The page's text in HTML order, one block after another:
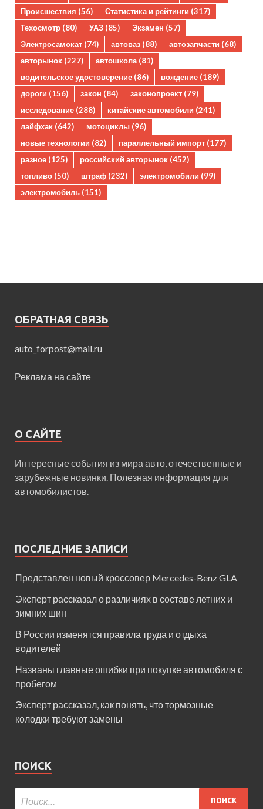
Происшествия (56) Статистика и рейтинги (317)
Техосмотр (80) УАЗ (85) Экзамен (57)
Электросамокат (74) автоваз (88) автозапчасти (68)
авторынок (227) автошкола (81)
водительское удостоверение (86) вождение (189)
дороги (156) закон (84) законопроект (79)
исследование (288) китайские автомобили (241)
лайфхак (642) мотоциклы (96)
новые технологии (82) параллельный импорт (177)
разное (125) российский авторынок (452)
топливо (50) штраф (232) электромобили (99)
электромобиль (151)
ОБРАТНАЯ СВЯЗЬ
auto_forpost@mail.ru
Реклама на сайте
О САЙТЕ
Интересные события из мира авто, отечественные и
зарубежные новинки. Полезная информация для
автомобилистов.
ПОСЛЕДНИЕ ЗАПИСИ
Представлен новый кроссовер Mercedes-Benz GLA
Эксперт рассказал о различиях в составе летних и
зимних шин
В России изменятся правила труда и отдыха
водителей
Названы главные ошибки при покупке автомобиля с
пробегом
Эксперт рассказал, как понять, что тормозные
колодки требуют замены
ПОИСК